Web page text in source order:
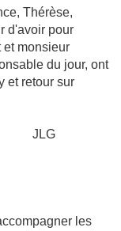
Thérèse,
d'avoir pour
et monsieur
du jour, ont
et retour sur
les